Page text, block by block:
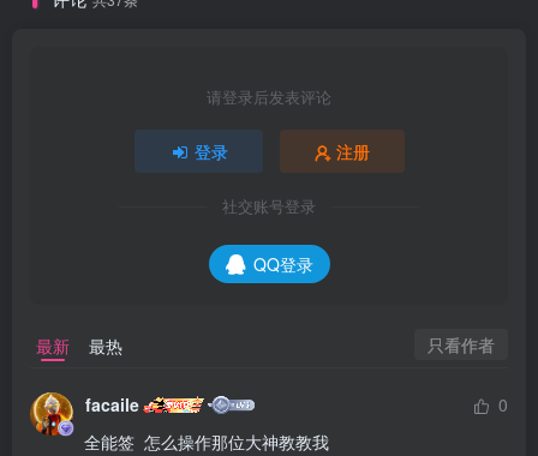
请登录后发表评论
登录 注册
社交账号登录
QQ登录
最新 最热 只看作者
facaile
0
全能签  怎么操作那位大神教教我